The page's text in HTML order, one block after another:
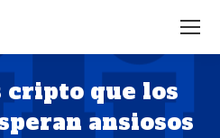
cripto que los
ansiosos